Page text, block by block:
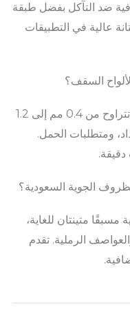
ضد التآكل بفضل طبقة
عالية في التطبيقات
عادةً ما تتطلب ألواح التسقيف صفائح تتراوح من 0.4 مم إلى 1.2
ومتطلبات الحمل.
مسبقًا متينتان للغاية،
الرملية. تقدم